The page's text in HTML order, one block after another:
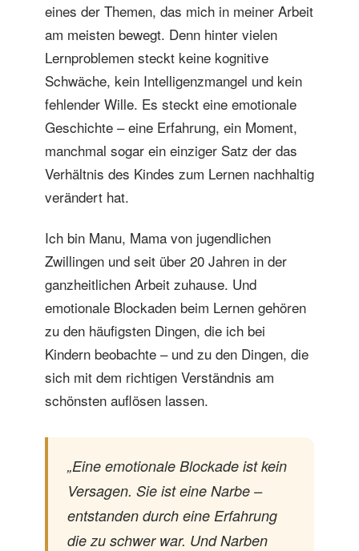
eines der Themen, das mich in meiner Arbeit
am meisten bewegt. Denn hinter vielen
Lernproblemen steckt keine kognitive
Schwäche, kein Intelligenzmangel und kein
fehlender Wille. Es steckt eine emotionale
Geschichte – eine Erfahrung, ein Moment,
manchmal sogar ein einziger Satz der das
Verhältnis des Kindes zum Lernen nachhaltig
verändert hat.
Ich bin Manu, Mama von jugendlichen
Zwillingen und seit über 20 Jahren in der
ganzheitlichen Arbeit zuhause. Und
emotionale Blockaden beim Lernen gehören
zu den häufigsten Dingen, die ich bei
Kindern beobachte – und zu den Dingen, die
sich mit dem richtigen Verständnis am
schönsten auflösen lassen.
„Eine emotionale Blockade ist kein
Versagen. Sie ist eine Narbe –
entstanden durch eine Erfahrung
die zu schwer war. Und Narben